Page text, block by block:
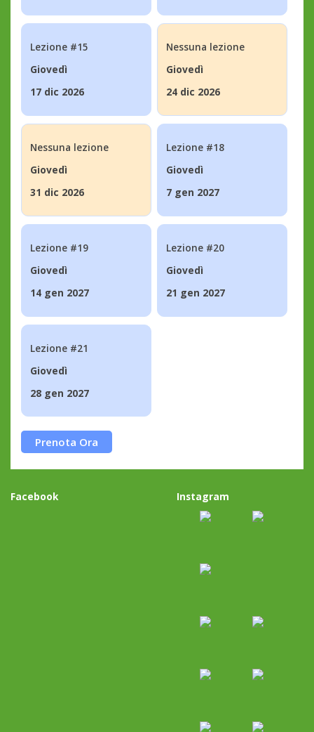
Lezione #15
Giovedì
17 dic 2026
Nessuna lezione
Giovedì
24 dic 2026
Nessuna lezione
Giovedì
31 dic 2026
Lezione #18
Giovedì
7 gen 2027
Lezione #19
Giovedì
14 gen 2027
Lezione #20
Giovedì
21 gen 2027
Lezione #21
Giovedì
28 gen 2027
Prenota Ora
Facebook Instagram